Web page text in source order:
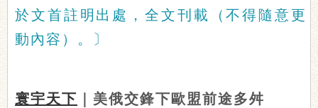
於文首註明出處，全文刊載（不得隨意更
動內容）。〕
寰宇天下 ｜美俄交鋒下歐盟前途多舛